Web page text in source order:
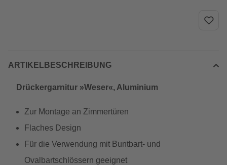
ARTIKELBESCHREIBUNG
Drückergarnitur »Weser«, Aluminium
Zur Montage an Zimmertüren
Flaches Design
Für die Verwendung mit Buntbart- und
Ovalbartschlössern geeignet